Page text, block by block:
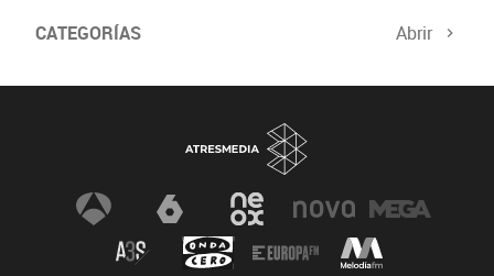
CATEGORÍAS Abrir